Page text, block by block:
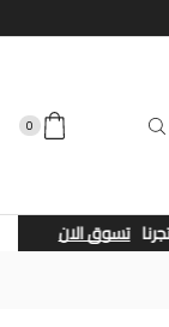
0
تسوق الان